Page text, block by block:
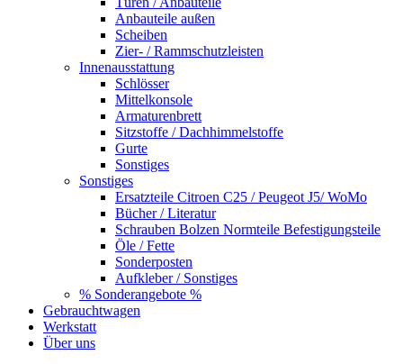
Anbauteile außen
Scheiben
Zier- / Rammschutzleisten
Innenausstattung
Schlösser
Mittelkonsole
Armaturenbrett
Sitzstoffe / Dachhimmelstoffe
Gurte
Sonstiges
Sonstiges
Ersatzteile Citroen C25 / Peugeot J5/ WoMo
Bücher / Literatur
Schrauben Bolzen Normteile Befestigungsteile
Öle / Fette
Sonderposten
Aufkleber / Sonstiges
% Sonderangebote %
Gebrauchtwagen
Werkstatt
Über uns